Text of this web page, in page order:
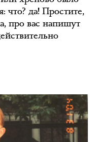
что? да! Простите,
про вас напишут